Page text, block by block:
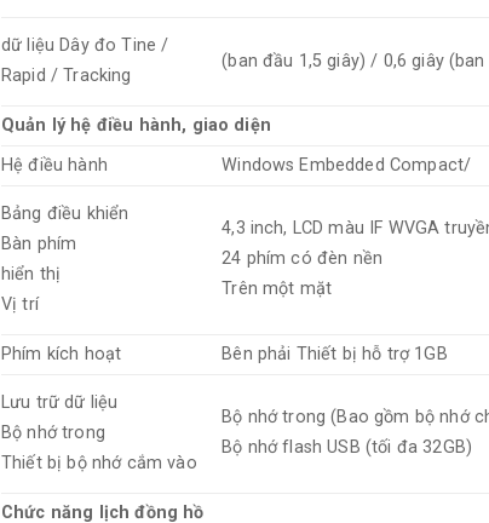
dữ liệu Dây đo Tine /
Rapid / Tracking
(ban đầu 1,5 giây) / 0,6 giây
Quản lý hệ điều hành, giao diện
Hệ điều hành
Windows Embedded Compact/
Bảng điều khiển
Bàn phím
hiển thị
Vị trí
4,3 inch, LCD màu IF WVGA
24 phím có đèn nền
Trên một mặt
Phím kích hoạt Bên phải Thiết bị hỗ trợ 1GB
Lưu trữ dữ liệu
Bộ nhớ trong
Thiết bị bộ nhớ cắm vào
Bộ nhớ trong (Bao gồm bộ nhớ
Bộ nhớ flash USB (tối đa 32GB)
Chức năng lịch đồng hồ